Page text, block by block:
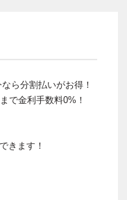
ら分割払いがお得！
で金利手数料0%！
きます！